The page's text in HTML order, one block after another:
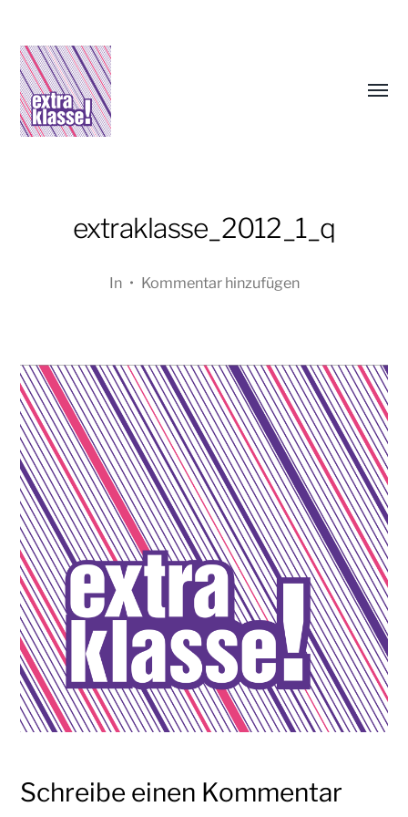
Koschmieder
Menü
extraklasse_2012_1_q
In • Kommentar hinzufügen
Schreibe einen Kommentar